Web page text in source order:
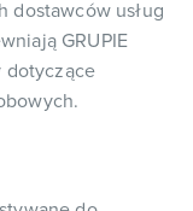
dostawców usług
GRUPIE
dotyczące